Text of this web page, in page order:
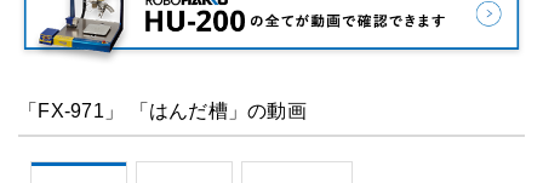
「FX-971」 「はんだ槽」の動画